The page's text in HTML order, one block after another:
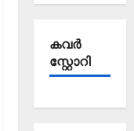
കവര്‍
സ്റ്റോറി